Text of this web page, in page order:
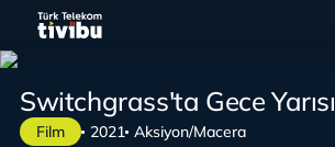
Film 2021 Aksiyon/Macera
Switchgrass'ta Gece Yarısı